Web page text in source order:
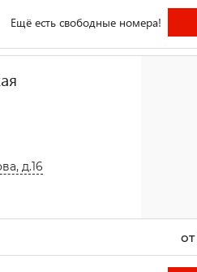
Ещё есть свободные номера!
д.16
от